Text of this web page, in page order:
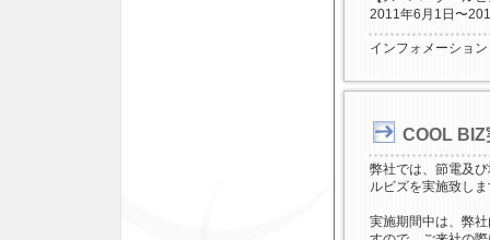
2011年6月1日〜
インフォメーション
COOL BIZ
弊社では、節電及
ルビズを実施致し
実施期間中は、弊